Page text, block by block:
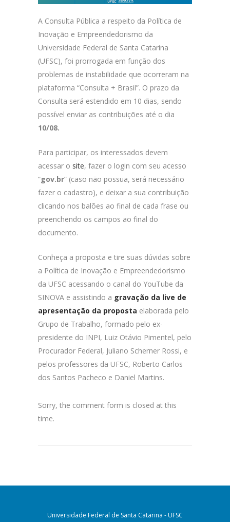
A Consulta Pública a respeito da Política de
Inovação e Empreendedorismo da
Universidade Federal de Santa Catarina
(UFSC), foi prorrogada em função dos
problemas de instabilidade que ocorreram na
plataforma “Consulta + Brasil”. O prazo da
Consulta será estendido em 10 dias, sendo
possível enviar as contribuições até o dia
10/08.
Para participar, os interessados devem
acessar o site, fazer o login com seu acesso
“gov.br” (caso não possua, será necessário
fazer o cadastro), e deixar a sua contribuição
clicando nos balões ao final de cada frase ou
preenchendo os campos ao final do
documento.
Conheça a proposta e tire suas dúvidas sobre
a Política de Inovação e Empreendedorismo
da UFSC acessando o canal do YouTube da
SINOVA e assistindo a gravação da live de
apresentação da proposta elaborada pelo
Grupo de Trabalho, formado pelo ex-
presidente do INPI, Luiz Otávio Pimentel, pelo
Procurador Federal, Juliano Scherner Rossi, e
pelos professores da UFSC, Roberto Carlos
dos Santos Pacheco e Daniel Martins.
Sorry, the comment form is closed at this
time.
Universidade Federal de Santa Catarina - UFSC